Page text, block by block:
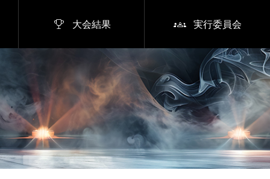
 大会結果  実行委員会